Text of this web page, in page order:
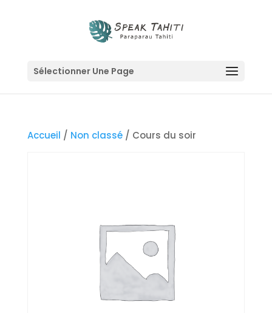
Sélectionner Une Page
Accueil / Non classé/ Cours du soir